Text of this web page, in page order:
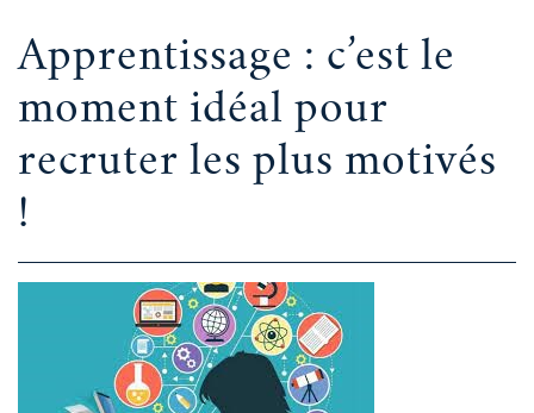
Apprentissage : c’est le
moment idéal pour
recruter les plus motivés
!